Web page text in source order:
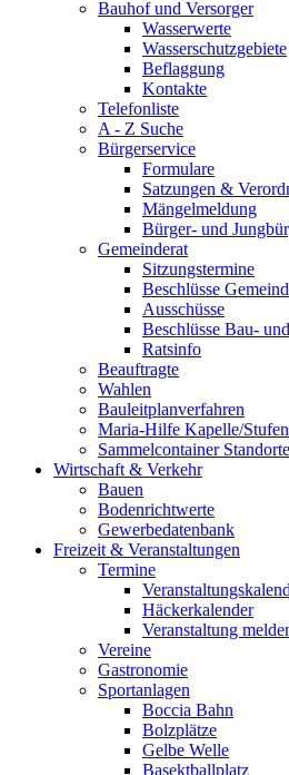
Bauhof und Versorger
Wasserwerte
Wasserschutzgebiete
Beflaggung
Kontakte
Telefonliste
A - Z Suche
Bürgerservice
Formulare
Satzungen &
Mängelmeldung
Bürger- und
Gemeinderat
Sitzungstermine
Beschlüsse
Ausschüsse
Beschlüsse Bau-
Ratsinfo
Beauftragte
Wahlen
Bauleitplanverfahren
Maria-Hilfe Kapelle/
Sammelcontainer Standorte
Wirtschaft & Verkehr
Bauen
Bodenrichtwerte
Gewerbedatenbank
Freizeit & Veranstaltungen
Termine
Häckerkalender
Veranstaltung
Vereine
Gastronomie
Sportanlagen
Boccia Bahn
Bolzplätze
Gelbe Welle
Basektballplatz